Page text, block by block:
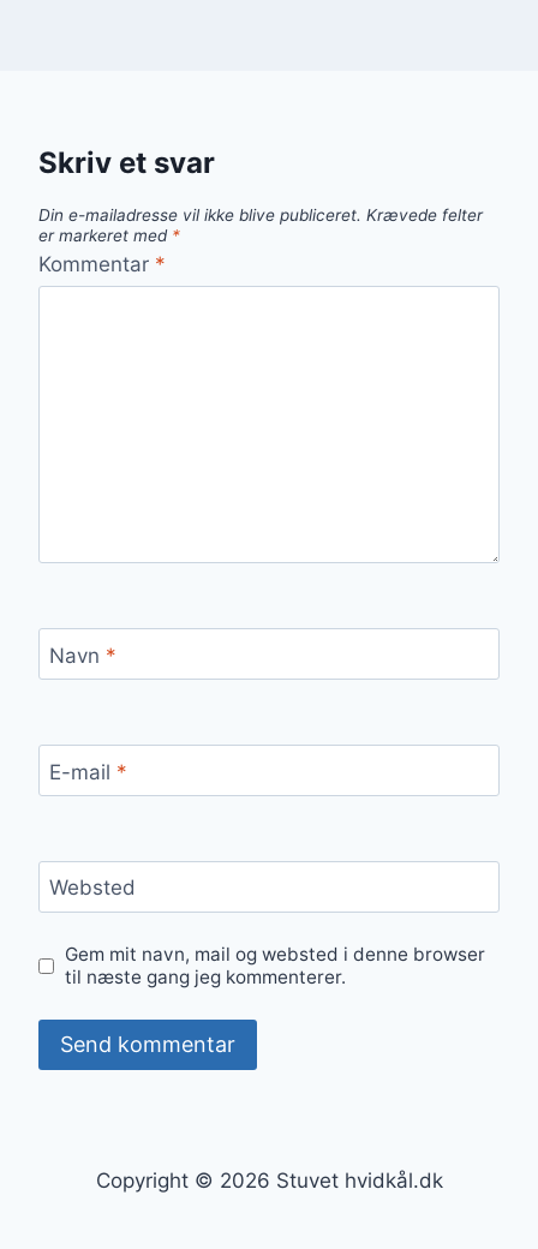
Skriv et svar
Din e-mailadresse vil ikke blive publiceret. Krævede felter
er markeret med *
Kommentar *
Navn *
E-mail *
Websted
Gem mit navn, mail og websted i denne browser
til næste gang jeg kommenterer.
Copyright © 2026 Stuvet hvidkål.dk